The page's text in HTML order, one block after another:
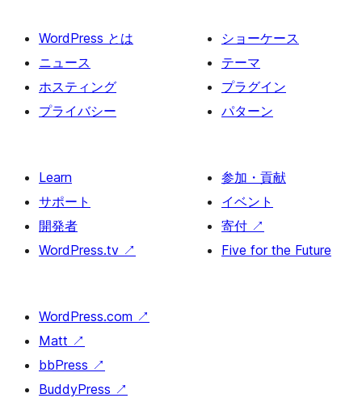
WordPress とは
ニュース
ホスティング
プライバシー
ショーケース
テーマ
プラグイン
パターン
Learn
サポート
開発者
WordPress.tv ↗
参加・貢献
イベント
寄付 ↗
Five for the Future
WordPress.com ↗
Matt ↗
bbPress ↗
BuddyPress ↗